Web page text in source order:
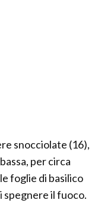
snocciolate (16),
per circa
foglie di basilico
spegnere il fuoco.